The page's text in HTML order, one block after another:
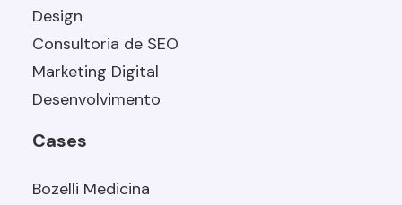
Design
Consultoria de SEO
Marketing Digital
Desenvolvimento
Cases
Bozelli Medicina